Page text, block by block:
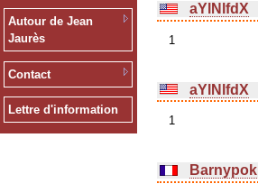
Autour de Jean
Jaurès
Contact
Lettre d'information
aYlNlfdX
1
aYlNlfdX
1
Barnypok